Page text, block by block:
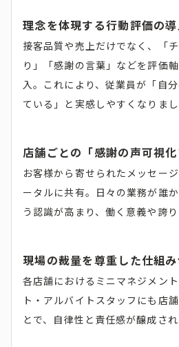
理念を体現する行動評価の
接客品質や売上だけでなく、「
り」「感謝の言葉」などを評価
入。これにより、従業員が「自
ている」と実感しやすくなりまし
店舗ごとの「感謝の声可視化
お客様から寄せられたメッセー
ータルに共有。日々の業務が誰
う認識が高まり、働く意義や誇
現場の裁量を尊重した仕組み
各店舗におけるミニマネジメン
ト・アルバイトスタッフにも店
とで、自律性と責任感が醸成され